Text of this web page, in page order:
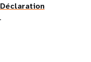
Déclaration
.